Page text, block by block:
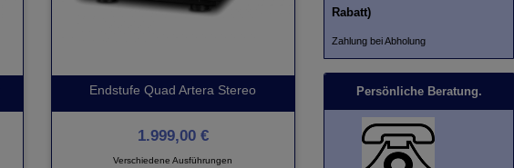
Endstufe Quad Artera Stereo
1.999,00 €
Verschiedene Ausführungen
Rabatt)
Zahlung bei Abholung
Persönliche Beratung.